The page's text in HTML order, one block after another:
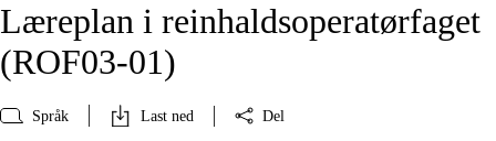
Læreplan i reinhaldsoperatørfaget
(ROF03‑01)
Språk Last ned Del